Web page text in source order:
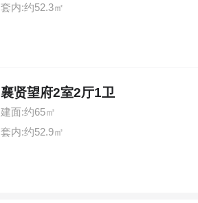
套内:约52.3㎡
襄贤望府2室2厅1卫
建面:约65㎡
套内:约52.9㎡